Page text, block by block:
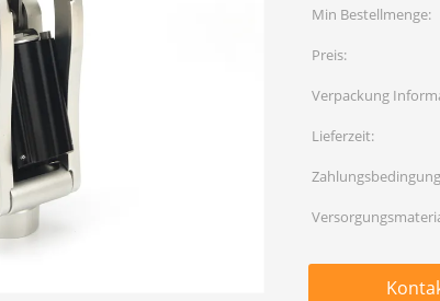
Min Bestellmenge:
Preis:
Verpackung
Lieferzeit: